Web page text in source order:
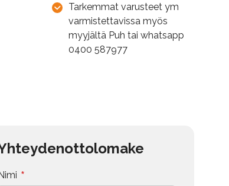
Tarkemmat varusteet ym
varmistettavissa myös
myyjältä Puh tai whatsapp
0400 587977
*